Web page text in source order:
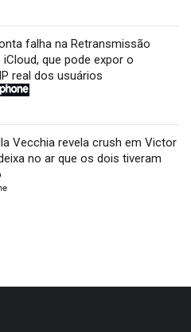
falha na Retransmissão
iCloud, que pode expor o
real dos usuários
Vecchia revela crush em Victor
no ar que os dois tiveram